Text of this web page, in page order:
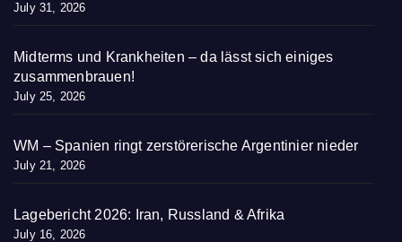
July 31, 2026
Midterms und Krankheiten – da lässt sich einiges
zusammenbrauen!
July 25, 2026
WM – Spanien ringt zerstörerische Argentinier nieder
July 21, 2026
Lagebericht 2026: Iran, Russland & Afrika
July 16, 2026